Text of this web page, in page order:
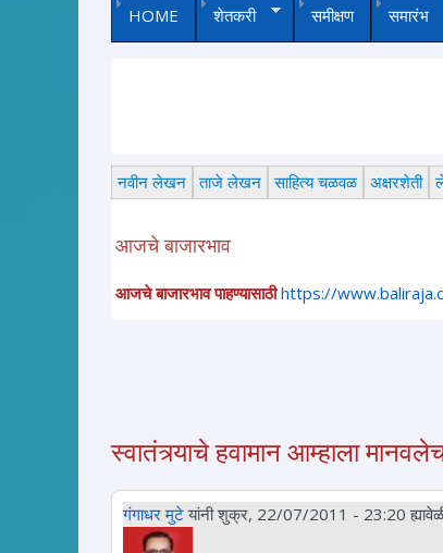
HOME शेतकरी समीक्षण समारंभ
नवीन लेखन ताजे लेखन साहित्य चळवळ अक्षरशेती
आजचे बाजारभाव
आजचे बाजारभाव पाहण्यासाठी https://
स्वातंत्र्याचे हवामान आम्हाला
गंगाधर मुटेयांनी शुक्र, 22/07/2011 - 23:20